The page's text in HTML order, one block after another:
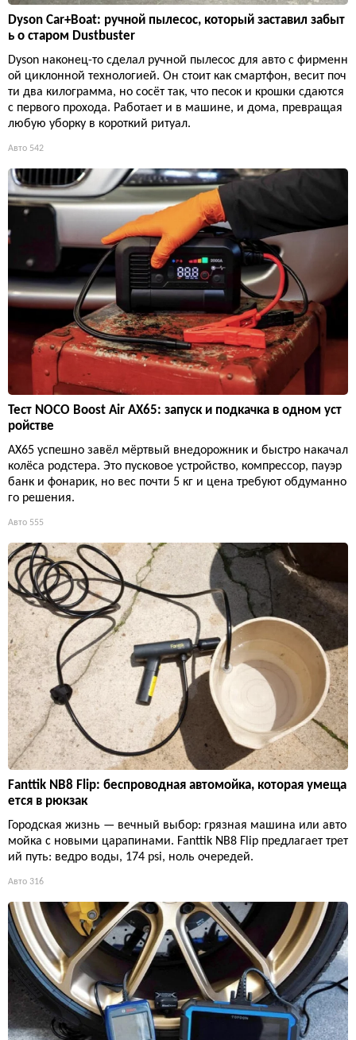
Dyson Car+Boat: ручной пылесос, который заставил забыт
ь о старом Dustbuster
Dyson наконец-то сделал ручной пылесос для авто с фирменн
ой циклонной технологией. Он стоит как смартфон, весит поч
ти два килограмма, но сосёт так, что песок и крошки сдаются
с первого прохода. Работает и в машине, и дома, превращая
любую уборку в короткий ритуал.
Авто 542
Тест NOCO Boost Air AX65: запуск и подкачка в одном уст
ройстве
AX65 успешно завёл мёртвый внедорожник и быстро накачал
колёса родстера. Это пусковое устройство, компрессор, пауэр
банк и фонарик, но вес почти 5 кг и цена требуют обдуманно
го решения.
Авто 555
Fanttik NB8 Flip: беспроводная автомойка, которая умеща
ется в рюкзак
Городская жизнь — вечный выбор: грязная машина или авто
мойка с новыми царапинами. Fanttik NB8 Flip предлагает трет
ий путь: ведро воды, 174 psi, ноль очередей.
Авто 316